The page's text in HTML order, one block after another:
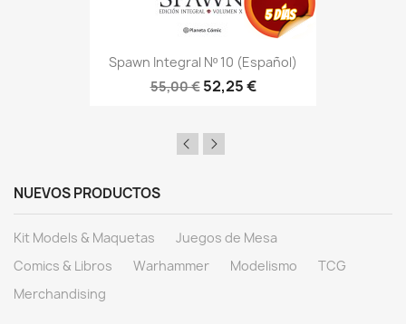
Spawn Integral Nº 10 (Español)
55,00 € 52,25 €
NUEVOS PRODUCTOS
Kit Models & Maquetas
Juegos de Mesa
Comics & Libros
Warhammer Modelismo
TCG
Merchandising